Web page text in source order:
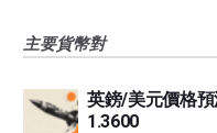
主要貨幣對
英鎊/美元價格
1.3600